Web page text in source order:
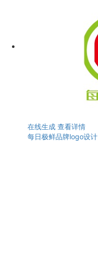
在线生成 查看详情
每日极鲜品牌logo设计